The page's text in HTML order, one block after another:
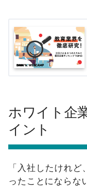
ホワイト企
イント
「入社したけれ
ったことにならな